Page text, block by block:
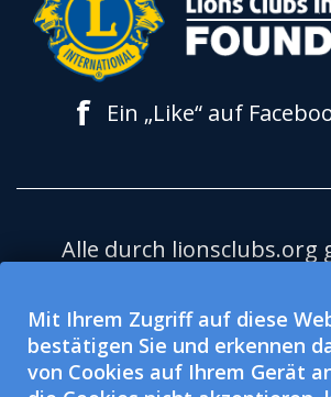
Mit Ihrem Zugriff auf diese
bestätigen Sie und erkennen
von Cookies auf Ihrem Gerät
f Ein „Like“ auf
Alle durch lionsclubs.org
International Foundation
eine nach 501(c)(3)
gemeinnützige